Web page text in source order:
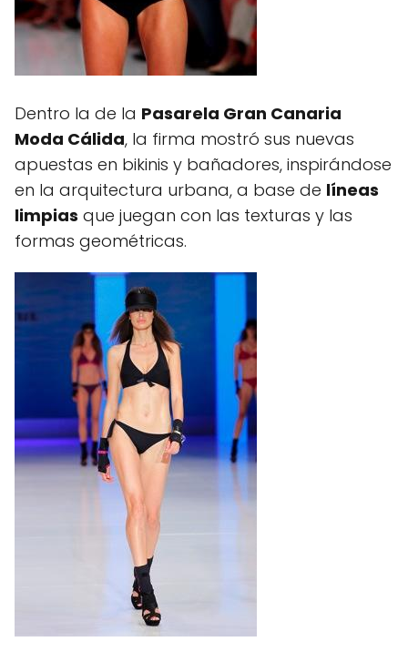
Dentro la de la Pasarela Gran Canaria
Moda Cálida, la firma mostró sus nuevas
apuestas en bikinis y bañadores, inspirándose
en la arquitectura urbana, a base de líneas
limpias que juegan con las texturas y las
formas geométricas.